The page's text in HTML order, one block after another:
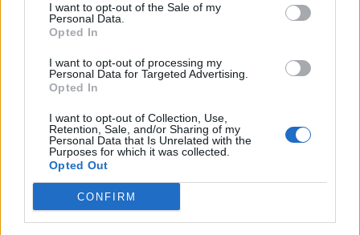
I want to opt-out of the Sale of my
Personal Data.
Opted In
I want to opt-out of processing my
Personal Data for Targeted Advertising.
Opted In
I want to opt-out of Collection, Use,
Retention, Sale, and/or Sharing of my
Personal Data that Is Unrelated with the
Purposes for which it was collected.
Opted Out
CONFIRM
Commencer doucement :5 à 10 minutes par
jour suffisent pour débuter. Augmentez
Créer un espace dédié :Choisissez un endroit
calme, confortable, sans distractions.
Être régulier :La clé est la constance. Pratiquez à
la même heure chaque jour si possible.
Utiliser des applications ou des
enregistrements guidés :Cela peut aider à
structurer la séance, surtout pour les débutants.
Ne pas se juger :Acceptez que votre esprit